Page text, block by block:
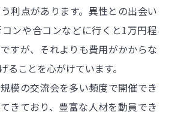
利点があります。異性との出会い
ンや合コンなどに行くと1万円程
すが、それよりも費用がかからな
ることを心がけています。
模の交流会を多い頻度で開催でき
きており、豊富な人材を動員でき